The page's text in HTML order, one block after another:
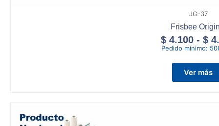
JG-37
Frisbee
$ 4.100 - $
Pedido mínimo:
Ver más